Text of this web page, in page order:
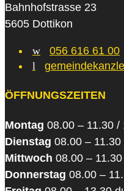
Bahnhofstrasse 23
5605 Dottikon
w
056 616 61 00
l
ÖFFNUNGSZEITEN
Montag 08.00 – 11.30 /
Dienstag 08.00 –
Mittwoch 08.00 –
Donnerstag 08.00 –